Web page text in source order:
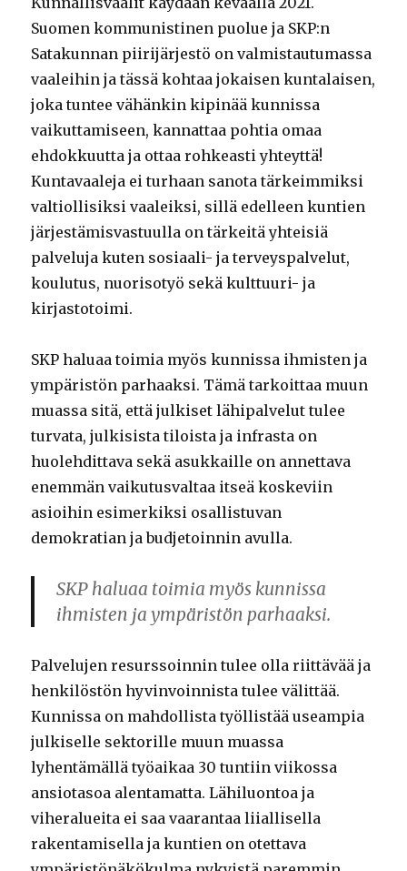
Suomen kommunistinen puolue ja SKP:n
Satakunnan piirijärjestö on valmistautumassa
vaaleihin ja tässä kohtaa jokaisen kuntalaisen,
joka tuntee vähänkin kipinää kunnissa
vaikuttamiseen, kannattaa pohtia omaa
ehdokkuutta ja ottaa rohkeasti yhteyttä!
Kuntavaaleja ei turhaan sanota tärkeimmiksi
valtiollisiksi vaaleiksi, sillä edelleen kuntien
järjestämisvastuulla on tärkeitä yhteisiä
palveluja kuten sosiaali- ja terveyspalvelut,
koulutus, nuorisotyö sekä kulttuuri- ja
kirjastotoimi.
SKP haluaa toimia myös kunnissa ihmisten ja
ympäristön parhaaksi. Tämä tarkoittaa muun
muassa sitä, että julkiset lähipalvelut tulee
turvata, julkisista tiloista ja infrasta on
huolehdittava sekä asukkaille on annettava
enemmän vaikutusvaltaa itseä koskeviin
asioihin esimerkiksi osallistuvan
demokratian ja budjetoinnin avulla.
SKP haluaa toimia myös kunnissa
ihmisten ja ympäristön parhaaksi.
Palvelujen resurssoinnin tulee olla riittävää ja
henkilöstön hyvinvoinnista tulee välittää.
Kunnissa on mahdollista työllistää useampia
julkiselle sektorille muun muassa
lyhentämällä työaikaa 30 tuntiin viikossa
ansiotasoa alentamatta. Lähiluontoa ja
viheralueita ei saa vaarantaa liiallisella
rakentamisella ja kuntien on otettava